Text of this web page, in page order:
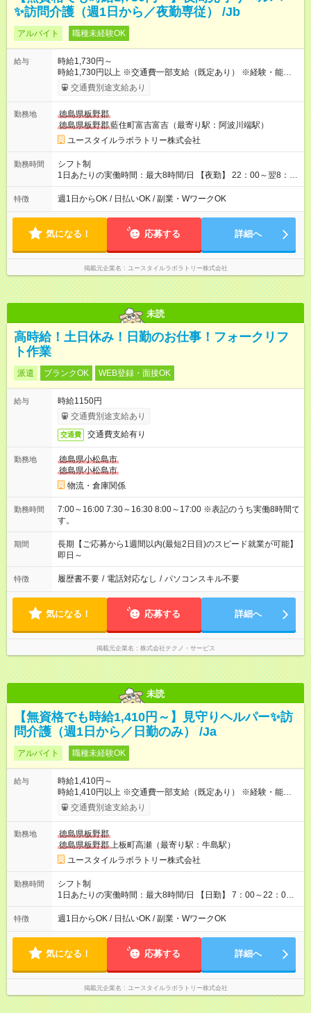
✨訪問介護（週1日から／夜勤専従） /Jb
アルバイト 職種未経験OK
給与
時給1,730円～
時給1,730円以上 ※交通費一部支給（既定あり） ※経験・能力を
考慮して決定します 【収入例】 週1回勤務の場合：1,730円×8時
間×4回=5万5,360円 週3回勤務の場合：1,730円×8時間×12回
月 ※ 雇用形態と給与に、本採用時と異なる部分があります。 雇
用形態：本採用時と同じです。 給与：時給 1,480円以上
交通費別途支給あり
勤務地
徳島県板野郡
徳島県板野郡藍住町富吉富吉（最寄り駅：阿波川端駅）
ユースタイルラボラトリー株式会社
勤務時間
シフト制
1日あたりの実働時間：最大8時間/日 【夜勤】 22：00～翌8：
00 ※週1日～OK ／ 夜勤専従 ※上記の時間内で8時間勤務（休憩
1時間）ご利用者様により、時間は異なります。 ※曜日固定（毎
特徴 週1日からOK / 日払いOK / 副業・WワークOK
気になる！ 応募する 詳細へ
掲載元企業名 ユースタイルラボラトリー株式会社
未読
高時給！土日休み！日勤のお仕事！フォークリフ
ト作業
派遣 ブランクOK WEB登録・面接OK
給与
時給1150円
交通費別途支給あり
交通費 交通費支給有り
勤務地
徳島県小松島市
徳島県小松島市
物流・倉庫関係
勤務時間
7:00～16:00 7:30～16:30 8:00～17:00 ※表記のうち実働8時間で
す。
期間
長期【ご応募から1週間以内(最短2日目)のスピード就業が可能】
即日～
特徴 履歴書不要 / 電話対応なし / パソコンスキル不要
気になる！ 応募する 詳細へ
掲載元企業名 株式会社テクノ・サービス
未読
【無資格でも時給1,410円～】見守りヘルパー✨訪
問介護（週1日から／日勤のみ） /Ja
アルバイト 職種未経験OK
給与
時給1,410円～
時給1,410円以上 ※交通費一部支給（既定あり） ※経験・能力を
考慮して決定します 【収入例】 週1回勤務の場合：1,410円×8時
間×4回=4万5,120円 週3回勤務の場合：1,410円×8時間×12回
5,600円 【試用期間】試用期間あり 試用期間の長さ：2ヶ月
※ 雇用形態と給与に、本採用時と異なる部分があります。 雇用
形態：本採用時と同じです。 給与：時給 1,050円以上
交通費別途支給あり
勤務地
徳島県板野郡
徳島県板野郡上板町高瀬（最寄り駅：牛島駅）
ユースタイルラボラトリー株式会社
勤務時間
シフト制
1日あたりの実働時間：最大8時間/日 【日勤】 7：00～22：00
の間で8時間勤務（休憩時間は法定通り） ※週1日～OK ／ 夜勤
なし ＊＊ 勤務時間例 ＊＊ ■8時から17時 ■9時から18時 ■10
定（毎週同じ曜日勤務）
特徴 週1日からOK / 日払いOK / 副業・WワークOK
気になる！ 応募する 詳細へ
掲載元企業名 ユースタイルラボラトリー株式会社